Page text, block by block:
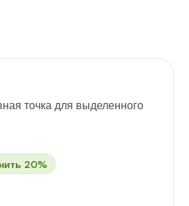
точка для выделенного
20%